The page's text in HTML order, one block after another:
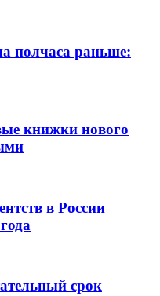
полчаса раньше:
книжки нового
в России
срок